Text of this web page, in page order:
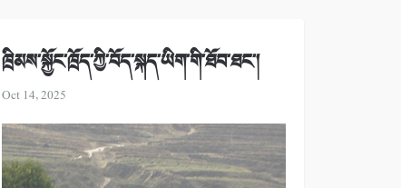
ཁྲིམས་སྐྱོང་ཁྲོད་ཀྱི་བོད་སྐད་ཡིག་གི་ཐོབ་ཐང་།
Oct 14, 2025